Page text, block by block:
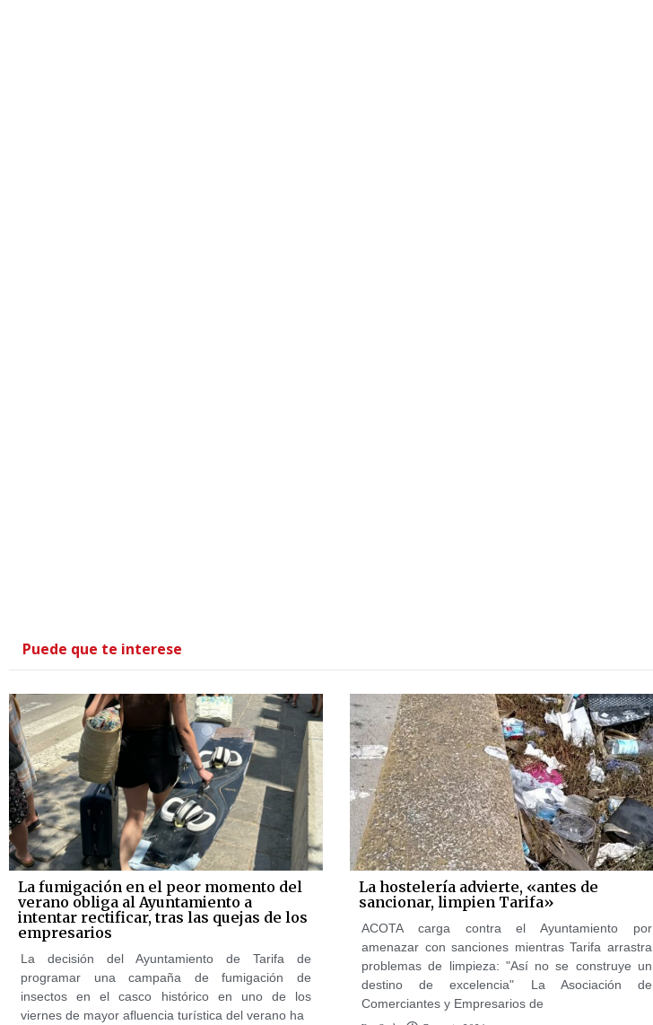
Puede que te interese
La fumigación en el peor momento del
verano obliga al Ayuntamiento a
intentar rectificar, tras las quejas de los
empresarios
La decisión del Ayuntamiento de Tarifa de
programar una campaña de fumigación de
insectos en el casco histórico en uno de los
viernes de mayor afluencia turística del verano ha
La hostelería advierte, «antes de
sancionar, limpien Tarifa»
ACOTA carga contra el Ayuntamiento por
amenazar con sanciones mientras Tarifa arrastra
problemas de limpieza: "Así no se construye un
destino de excelencia" La Asociación de
Comerciantes y Empresarios de